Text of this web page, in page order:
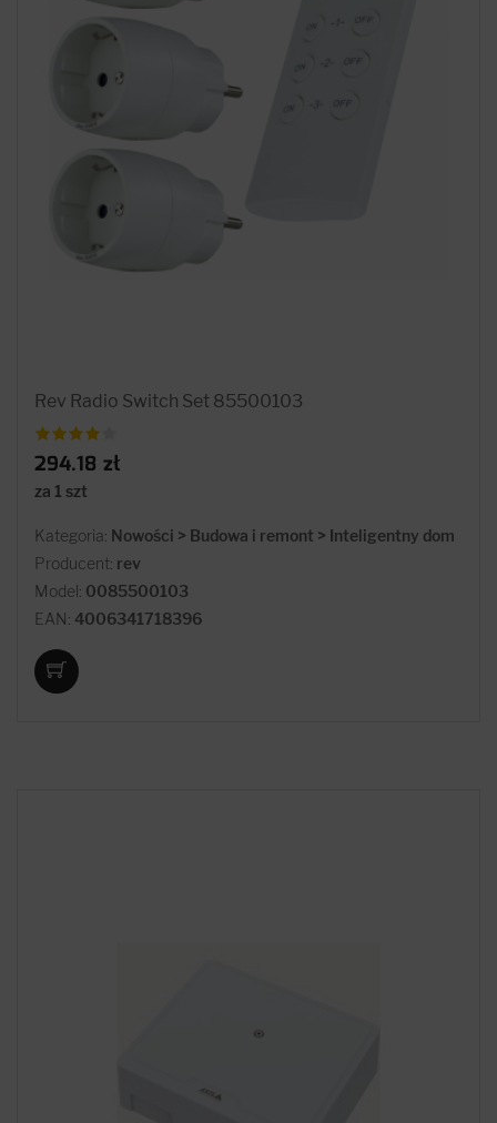
Rev Radio Switch Set 85500103
294.18 zł
za 1 szt
Kategoria: Nowości > Budowa i remont > Inteligentny dom
Producent: rev
Model: 0085500103
EAN: 4006341718396